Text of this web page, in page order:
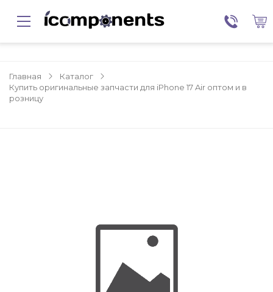
Главная
Каталог
Купить оригинальные запчасти для iPhone 17 Air оптом и в
розницу